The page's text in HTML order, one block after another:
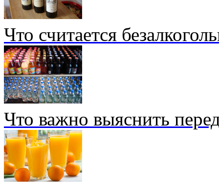
Что считается
Что важно выяснить